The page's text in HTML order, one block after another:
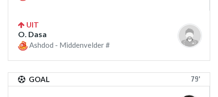
UIT
O. Dasa
Ashdod - Middenvelder #
GOAL 79'